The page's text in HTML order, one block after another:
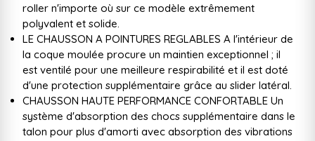
roller n'importe où sur ce modèle extrêmement
polyvalent et solide.
LE CHAUSSON A POINTURES REGLABLES A l'intérieur de
la coque moulée procure un maintien exceptionnel ; il
est ventilé pour une meilleure respirabilité et il est doté
d'une protection supplémentaire grâce au slider latéral.
CHAUSSON HAUTE PERFORMANCE CONFORTABLE Un
système d'absorption des chocs supplémentaire dans le
talon pour plus d'amorti avec absorption des vibrations